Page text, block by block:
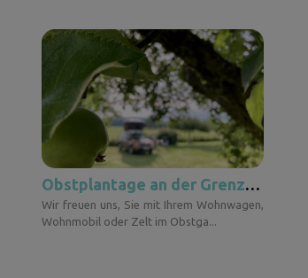
Obstplantage an der Grenze zwischen dem Jeseniky-Gebirge und Haná Moravičany
Wir freuen uns, Sie mit Ihrem Wohnwagen,
Wohnmobil oder Zelt im Obstga...